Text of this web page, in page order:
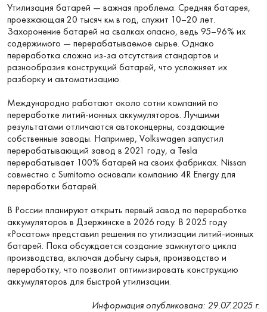
Утилизация батарей — важная проблема. Средняя батарея,
проезжающая 20 тысяч км в год, служит 10–20 лет.
Захоронение батарей на свалках опасно, ведь 95–96% их
содержимого — перерабатываемое сырье. Однако
переработка сложна из-за отсутствия стандартов и
разнообразия конструкций батарей, что усложняет их
разборку и автоматизацию.
Международно работают около сотни компаний по
переработке литий-ионных аккумуляторов. Лучшими
результатами отличаются автоконцерны, создающие
собственные заводы. Например, Volkswagen запустил
перерабатывающий завод в 2021 году, а Tesla
перерабатывает 100% батарей на своих фабриках. Nissan
совместно с Sumitomo основали компанию 4R Energy для
переработки батарей.
В России планируют открыть первый завод по переработке
аккумуляторов в Дзержинске в 2026 году. В 2025 году
«Росатом» представил решения по утилизации литий-ионных
батарей. Пока обсуждается создание замкнутого цикла
производства, включая добычу сырья, производство и
переработку, что позволит оптимизировать конструкцию
аккумуляторов для быстрой утилизации.
Информация опубликована: 29.07.2025 г.